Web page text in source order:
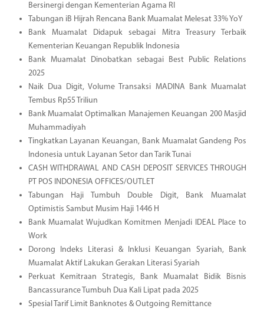
Bersinergi dengan Kementerian Agama RI
Tabungan iB Hijrah Rencana Bank Muamalat Melesat 33% YoY
Bank Muamalat Didapuk sebagai Mitra Treasury Terbaik
Kementerian Keuangan Republik Indonesia
Bank Muamalat Dinobatkan sebagai Best Public Relations
2025
Naik Dua Digit, Volume Transaksi MADINA Bank Muamalat
Tembus Rp55 Triliun
Bank Muamalat Optimalkan Manajemen Keuangan 200 Masjid
Muhammadiyah
Tingkatkan Layanan Keuangan, Bank Muamalat Gandeng Pos
Indonesia untuk Layanan Setor dan Tarik Tunai
CASH WITHDRAWAL AND CASH DEPOSIT SERVICES THROUGH
PT POS INDONESIA OFFICES/OUTLET
Tabungan Haji Tumbuh Double Digit, Bank Muamalat
Optimistis Sambut Musim Haji 1446 H
Bank Muamalat Wujudkan Komitmen Menjadi IDEAL Place to
Work
Dorong Indeks Literasi & Inklusi Keuangan Syariah, Bank
Muamalat Aktif Lakukan Gerakan Literasi Syariah
Perkuat Kemitraan Strategis, Bank Muamalat Bidik Bisnis
Bancassurance Tumbuh Dua Kali Lipat pada 2025
Spesial Tarif Limit Banknotes & Outgoing Remittance